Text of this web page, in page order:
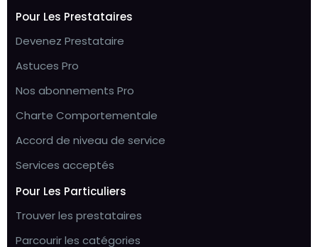
Pour Les Prestataires
Devenez Prestataire
Astuces Pro
Nos abonnements Pro
Charte Comportementale
Accord de niveau de service
Services acceptés
Pour Les Particuliers
Trouver les prestataires
Parcourir les catégories